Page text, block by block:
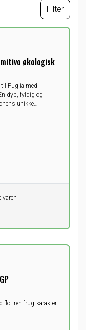
Filter
økologisk
til Puglia med
dyb, fyldig og
unikke
varen
flot ren frugtkarakter